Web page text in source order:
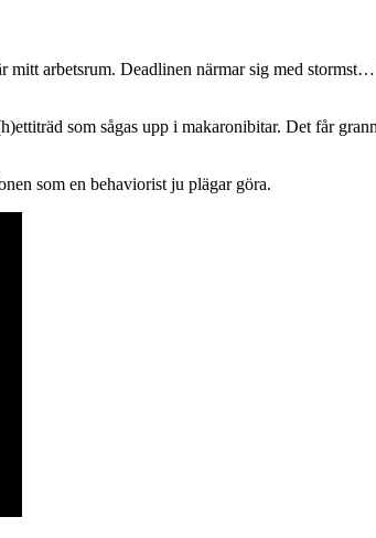
arbetsrum. Deadlinen närmar sig med
som sågas upp i makaronibitar. Det får
som en behaviorist ju plägar göra.